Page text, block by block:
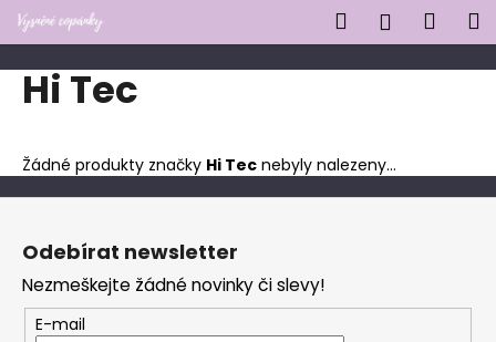
Přejít
na
obsah
Hledat
košík
Hi Tec
Žádné produkty značky Hi Tec nebyly nalezeny...
o
š
o
p
o
t
ř
e
b
Z
Odebírat newsletter
Nezmeškejte žádné novinky či slevy!
E-mail